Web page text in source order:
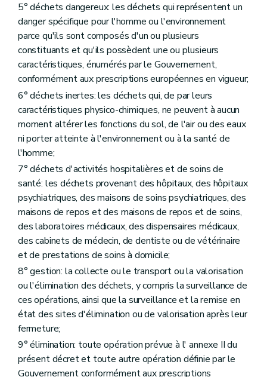
Section 2 Commission des déchets
Art. 33
Section 3 Office wallon des Déchets
Art. 34
Art. 35
Art. 36
Art. 37
Art. 38
Section 4 Société publique à forme commerciale
Art. 39
Section 5 Echantillonnages et analysés
Art. 40
Section première
Art. 29
Art. 30
Art. 31
Art. 32
Section 2 Commission des déchets
Art. 33
Section 3 Office wallon des Déchets
Art. 34
Art. 35
Art. 36
Art. 37
Art. 38
Section 4 Société publique à forme commerciale
Art. 39
Section 5
Art. 40
Chapitre VIII Mesures de sécurité
Art. 41
5° déchets dangereux: les déchets qui représentent un
danger spécifique pour l'homme ou l'environnement
parce qu'ils sont composés d'un ou plusieurs
constituants et qu'ils possèdent une ou plusieurs
caractéristiques, énumérés par le Gouvernement,
conformément aux prescriptions européennes en vigueur;
6° déchets inertes: les déchets qui, de par leurs
caractéristiques physico-chimiques, ne peuvent à aucun
moment altérer les fonctions du sol, de l'air ou des eaux
ni porter atteinte à l'environnement ou à la santé de
l'homme;
7° déchets d'activités hospitalières et de soins de
santé: les déchets provenant des hôpitaux, des hôpitaux
psychiatriques, des maisons de soins psychiatriques, des
maisons de repos et des maisons de repos et de soins,
des laboratoires médicaux, des dispensaires médicaux,
des cabinets de médecin, de dentiste ou de vétérinaire
et de prestations de soins à domicile;
8° gestion: la collecte ou le transport ou la valorisation
ou l'élimination des déchets, y compris la surveillance de
ces opérations, ainsi que la surveillance et la remise en
état des sites d'élimination ou de valorisation après leur
fermeture;
9° élimination: toute opération prévue à l' annexe II du
présent décret et toute autre opération définie par le
Gouvernement conformément aux prescriptions